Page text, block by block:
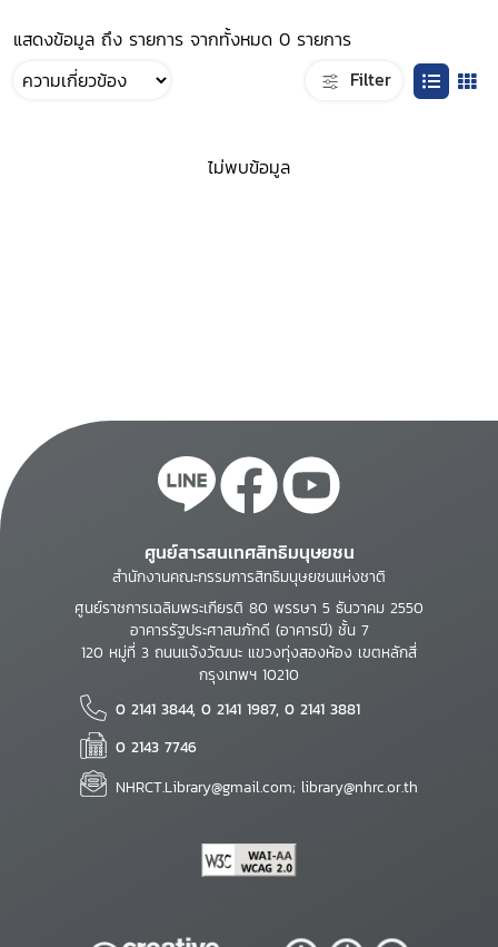
แสดงข้อมูล ถึง รายการ จากทั้งหมด 0 รายการ
Filter
ไม่พบข้อมูล
ศูนย์สารสนเทศสิทธิมนุษยชน
สำนักงานคณะกรรมการสิทธิมนุษยชนแห่งชาติ
ศูนย์ราชการเฉลิมพระเกียรติ 80 พรรษา 5 ธันวาคม 2550
อาคารรัฐประศาสนภักดี (อาคารบี) ชั้น 7
120 หมู่ที่ 3 ถนนแจ้งวัฒนะ แขวงทุ่งสองห้อง เขตหลักสี่
กรุงเทพฯ 10210
0 2141 3844, 0 2141 1987, 0 2141 3881
0 2143 7746
NHRCT.Library@gmail.com; library@nhrc.or.th